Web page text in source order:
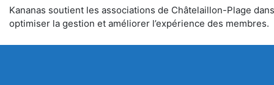
Kananas soutient les associations de Châtelaillon-Plage
optimiser la gestion et améliorer l’expérience des membres.